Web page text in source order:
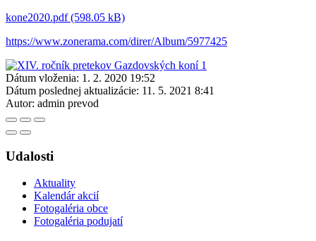
kone2020.pdf (598.05 kB)
https://www.zonerama.com/direr/Album/5977425
Dátum vloženia: 1. 2. 2020 19:52
Dátum poslednej aktualizácie: 11. 5. 2021 8:41
Autor: admin prevod
Udalosti
Aktuality
Kalendár akcií
Fotogaléria obce
Fotogaléria podujatí